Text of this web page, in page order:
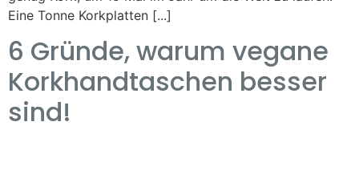
Eine Tonne Korkplatten [...]
6 Gründe, warum vegane
Korkhandtaschen besser
sind!